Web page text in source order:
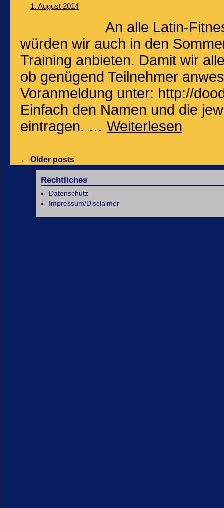
1. August 2014
An alle Latin-
würden wir auch in den
Training anbieten. Damit wir
ob genügend Teilnehmer
Voranmeldung unter: http://
Einfach den Namen und die
eintragen. … Weiterlesen
← Older posts
Rechtliches
Datenschutz
Impressum/Disclaimer